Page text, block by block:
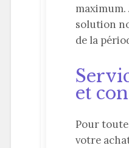
solution
de la
et
Pour
votre